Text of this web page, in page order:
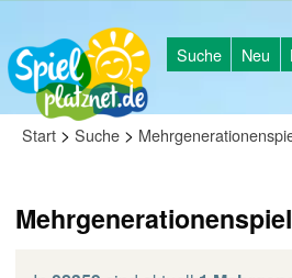
Suche Neu
Start > Suche >